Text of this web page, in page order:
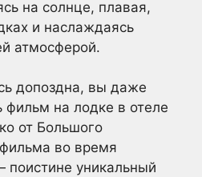
на солнце, плавая,
и наслаждаясь
атмосферой.
допоздна, вы даже
на лодке в отеле
от Большого
во время
уникальный